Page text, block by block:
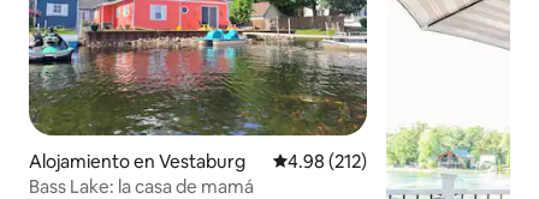
Alojamiento en Vestaburg Calificación promedio: 4.98 de
4.98 (212)
Bass Lake: la casa de mamá